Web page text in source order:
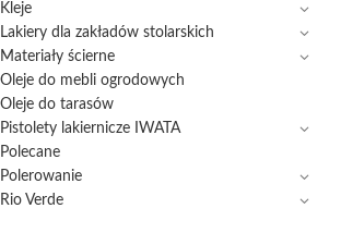
Kleje
Lakiery dla zakładów stolarskich
Materiały ścierne
Oleje do mebli ogrodowych
Oleje do tarasów
Pistolety lakiernicze IWATA
Polecane
Polerowanie
Rio Verde